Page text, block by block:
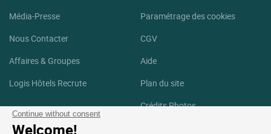
Continue without consent
Welcome!
Média-Presse
Nous Contacter
Affaires & Groupes
Logis Hôtels Recrute
Paramétrage des cookies
CGV
Aide
Plan du site
Crédits Photos